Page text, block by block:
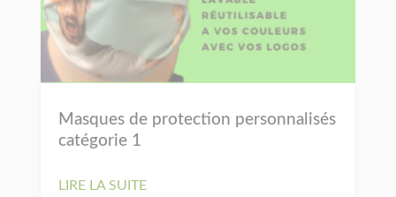
Masques de protection personnalisés
catégorie 1
LIRE LA SUITE